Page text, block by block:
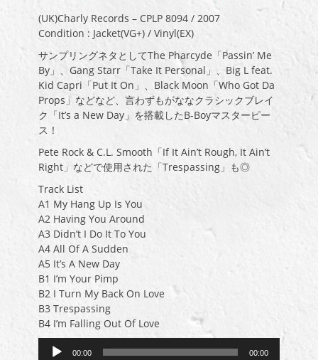
(UK)Charly Records – CPLP 8094 / 2007
Condition : Jacket(VG+) / Vinyl(EX)
サンプリングネタとしてThe Pharcyde「Passin’ Me
By」、Gang Starr「Take It Personal」、Big L feat.
Kid Capri「Put It On」、Black Moon「Who Got Da
Props」などなど、言わずもがななクラシックブレイ
ク「It’s a New Day」を搭載したB-Boyマスターピー
ス！
Pete Rock & C.L. Smooth「If It Ain’t Rough, It Ain’t
Right」などで使用された「Trespassing」も◎
Track List
A1 My Hang Up Is You
A2 Having You Around
A3 Didn’t I Do It To You
A4 All Of A Sudden
A5 It’s A New Day
B1 I’m Your Pimp
B2 I Turn My Back On Love
B3 Trespassing
B4 I’m Falling Out Of Love
00:00 00:00